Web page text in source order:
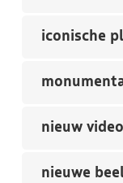
iconische
nieuw
nieuwe